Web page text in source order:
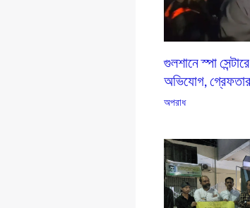
গুলশানে স্পা
অভিযোগ,
অপরাধ